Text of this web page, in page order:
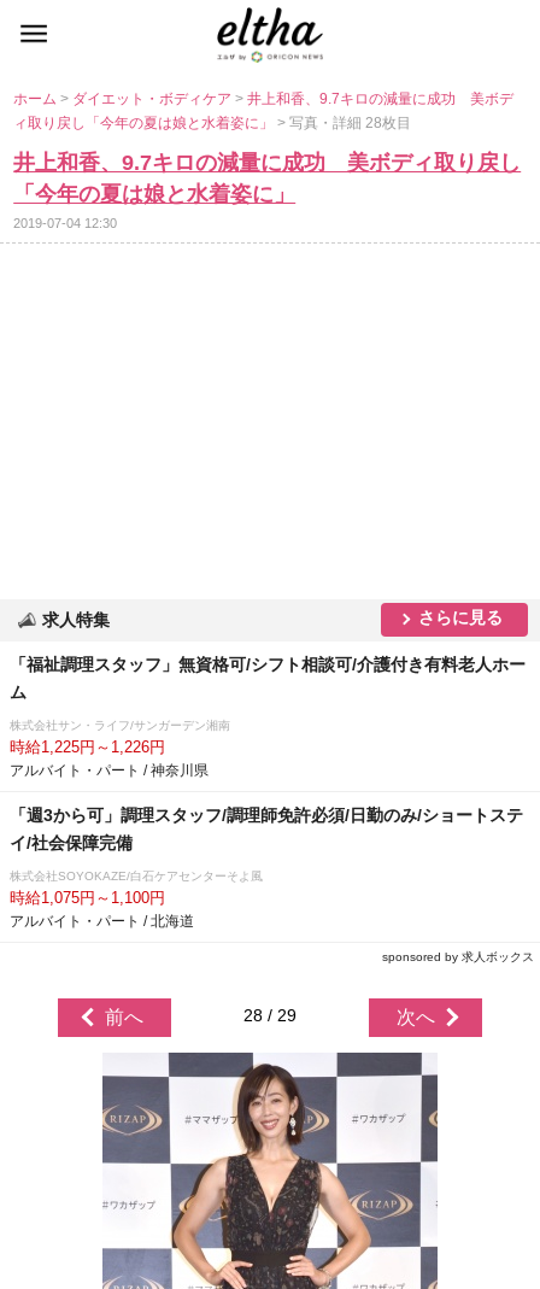
ホーム> ダイエット・ボディケア>井上和香、9.7キロの減量に成功 美ボデ
ィ取り戻し「今年の夏は娘と水着姿に」> 写真・詳細 28枚目
井上和香、9.7キロの減量に成功 美ボディ取り戻し
「今年の夏は娘と水着姿に」
2019-07-04 12:30
求人特集 さらに見る
「福祉調理スタッフ」無資格可/シフト相談可/介護付き有料老人ホー
ム
株式会社サン・ライフ/サンガーデン湘南
時給1,225円～1,226円
アルバイト・パート / 神奈川県
「週3から可」調理スタッフ/調理師免許必須/日勤のみ/ショートステ
イ/社会保障完備
株式会社SOYOKAZE/白石ケアセンターそよ風
時給1,075円～1,100円
アルバイト・パート / 北海道
sponsored by 求人ボックス
前へ 28 / 29 次へ